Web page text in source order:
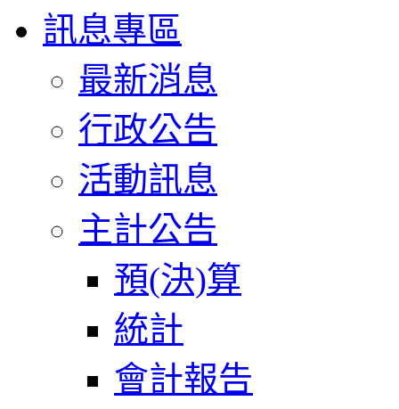
訊息專區
最新消息
行政公告
活動訊息
主計公告
預(決)算
統計
會計報告